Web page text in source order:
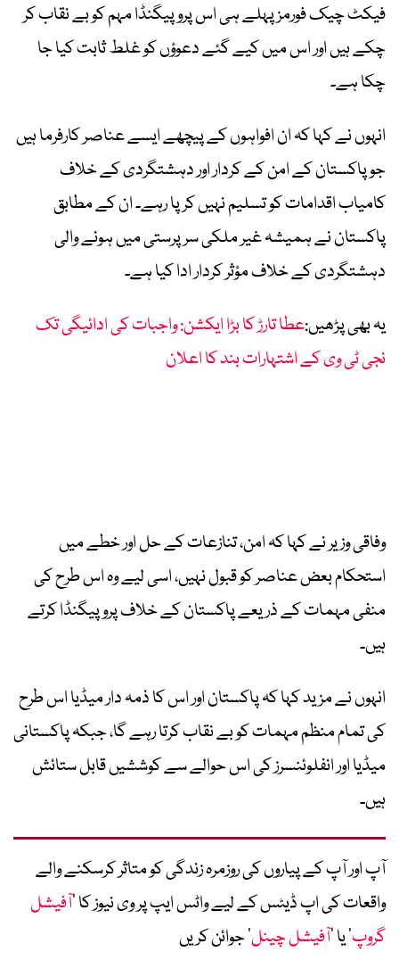
فیکٹ چیک فورمز پہلے ہی اس پروپیگنڈا مہم کو بے نقاب کر
چکے ہیں اور اس میں کیے گئے دعوؤں کو غلط ثابت کیا جا
چکا ہے۔
انہوں نے کہا کہ ان افواہوں کے پیچھے ایسے عناصر کارفرما ہیں
جو پاکستان کے امن کے کردار اور دہشتگردی کے خلاف
کامیاب اقدامات کو تسلیم نہیں کر پا رہے۔ ان کے مطابق
پاکستان نے ہمیشہ غیر ملکی سرپرستی میں ہونے والی
دہشتگردی کے خلاف مؤثر کردار ادا کیا ہے۔
یہ بھی پڑھیں:عطا تارڑ کا بڑا ایکشن: واجبات کی ادائیگی تک
نجی ٹی وی کے اشتہارات بند کا اعلان
وفاقی وزیر نے کہا کہ امن، تنازعات کے حل اور خطے میں
استحکام بعض عناصر کو قبول نہیں، اسی لیے وہ اس طرح کی
منفی مہمات کے ذریعے پاکستان کے خلاف پروپیگنڈا کرتے
ہیں۔
انہوں نے مزید کہا کہ پاکستان اور اس کا ذمہ دار میڈیا اس طرح
کی تمام منظم مہمات کو بے نقاب کرتا رہے گا، جبکہ پاکستانی
میڈیا اور انفلوئنسرز کی اس حوالے سے کوششیں قابل ستائش
ہیں۔
آپ اور آپ کے پیاروں کی روزمرہ زندگی کو متاثر کرسکنے والے
واقعات کی اپ ڈیٹس کے لیے واٹس ایپ پر وی نیوز کا ’آفیشل
گروپ‘ یا ’آفیشل چینل‘ جوائن کریں